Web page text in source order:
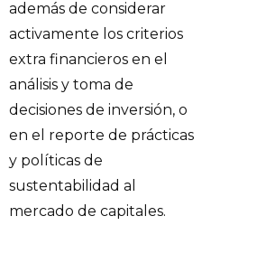
además de considerar
activamente los criterios
extra financieros en el
análisis y toma de
decisiones de inversión, o
en el reporte de prácticas
y políticas de
sustentabilidad al
mercado de capitales.